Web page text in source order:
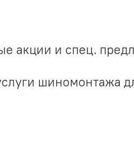
акции и спец.
шиномонтажа